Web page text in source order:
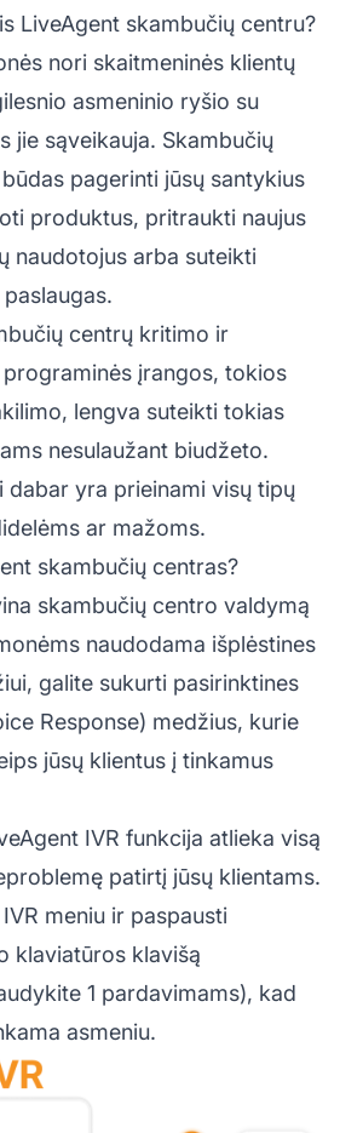
LiveAgent skambučių centru?
nori skaitmeninės klientų
asmeninio ryšio su
jie sąveikauja. Skambučių
pagerinti jūsų santykius
produktus, pritraukti naujus
naudotojus arba suteikti
centrų kritimo ir
įrangos, tokios
lengva suteikti tokias
nesulaužant biudžeto.
dabar yra prieinami visų tipų
ar mažoms.
skambučių centras?
skambučių centro valdymą
naudodama išplėstines
galite sukurti pasirinktines
Response) medžius, kurie
jūsų klientus į tinkamus
IVR funkcija atlieka visą
patirtį jūsų klientams.
meniu ir paspausti
klaviatūros klavišą
1 pardavimams), kad
asmeniu.